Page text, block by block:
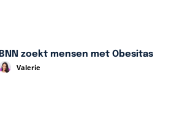
BNN zoekt mensen met Obesitas
Valerie